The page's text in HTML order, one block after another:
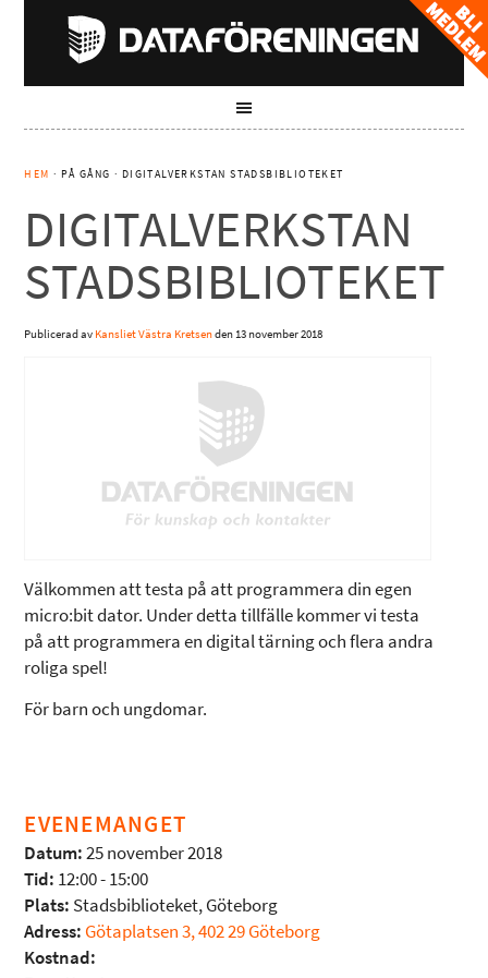
HEM · PÅ GÅNG · DIGITALVERKSTAN STADSBIBLIOTEKET
DIGITALVERKSTAN
STADSBIBLIOTEKET
Publicerad av Kansliet Västra Kretsenden13 november 2018
Välkommen att testa på att programmera din egen
micro:bit dator. Under detta tillfälle kommer vi testa
på att programmera en digital tärning och flera andra
roliga spel!
För barn och ungdomar.
EVENEMANGET
Datum:25 november 2018
Tid: 12:00 - 15:00
Plats: Stadsbiblioteket, Göteborg
Adress: Götaplatsen 3, 402 29 Göteborg
Kostnad: